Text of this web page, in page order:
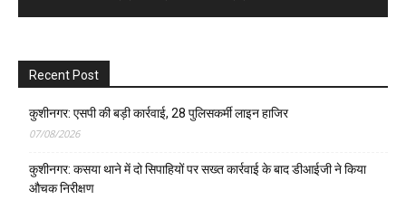
Recent Post
कुशीनगर: एसपी की बड़ी कार्रवाई, 28 पुलिसकर्मी लाइन हाजिर
07/08/2026
कुशीनगर: कसया थाने में दो सिपाहियों पर सख्त कार्रवाई के बाद डीआईजी ने किया
औचक निरीक्षण